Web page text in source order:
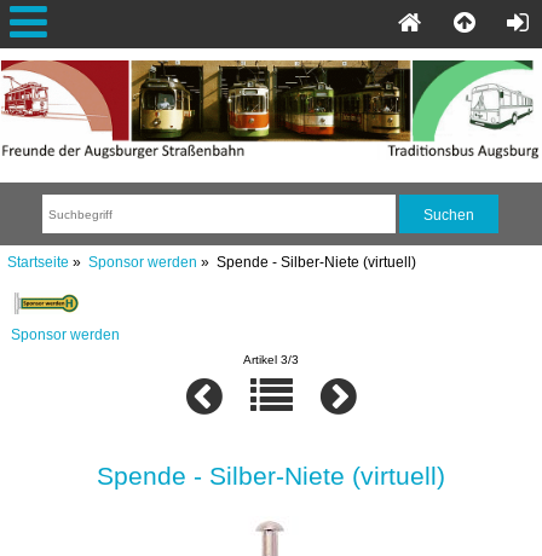
Startseite » Sponsor werden » Spende - Silber-Niete (virtuell)
Sponsor werden
Artikel 3/3
Spende - Silber-Niete (virtuell)